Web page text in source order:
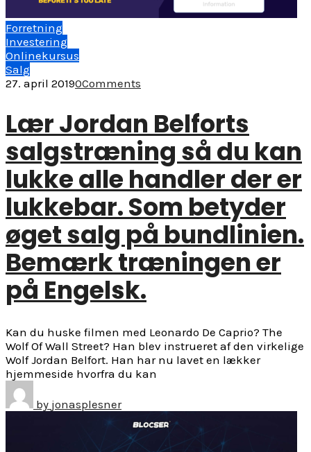
Forretning
Investering
Onlinekursus
Salg
27. april 20190Comments
Lær Jordan Belforts
salgstræning så du kan
lukke alle handler der er
lukkebar. Som betyder
øget salg på bundlinien.
Bemærk træningen er
på Engelsk.
Kan du huske filmen med Leonardo De Caprio? The
Wolf Of Wall Street? Han blev instrueret af den virkelige
Wolf Jordan Belfort. Han har nu lavet en lækker
hjemmeside hvorfra du kan
by jonasplesner